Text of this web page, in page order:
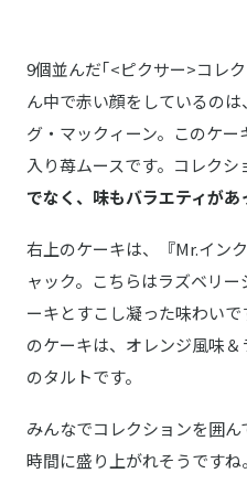
9個並んだ｢<ピクサー>コレ
ん中で赤い顔をしているの
グ・マックィーン。このケ
入り苺ムースです。コレクシ
でなく、味もバラエティがあ
右上のケーキは、『Mr.イン
ャック。こちらはラズベリ
ーキとすこし凝った味わい
のケーキは、オレンジ風味
のタルトです。
みんなでコレクションを囲
時間に盛り上がれそうです